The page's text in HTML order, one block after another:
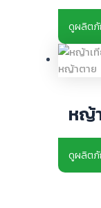
ดูผลิต
หญ้
ดูผลิต